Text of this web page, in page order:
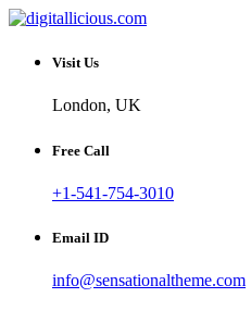
Skip
content
digitallicious.com
Sharing Digital Information
Visit Us
London, UK
Free Call
+1-541-754-3010
Email ID
info@sensationaltheme.com